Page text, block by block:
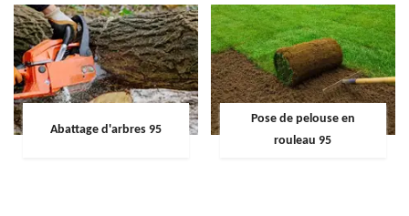
Abattage d'arbres 95
Pose de pelouse en
rouleau 95